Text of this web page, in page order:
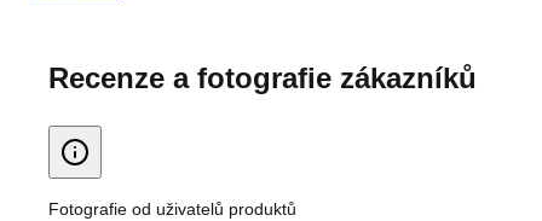
Recenze a fotografie zákazníků
Fotografie od uživatelů produktů